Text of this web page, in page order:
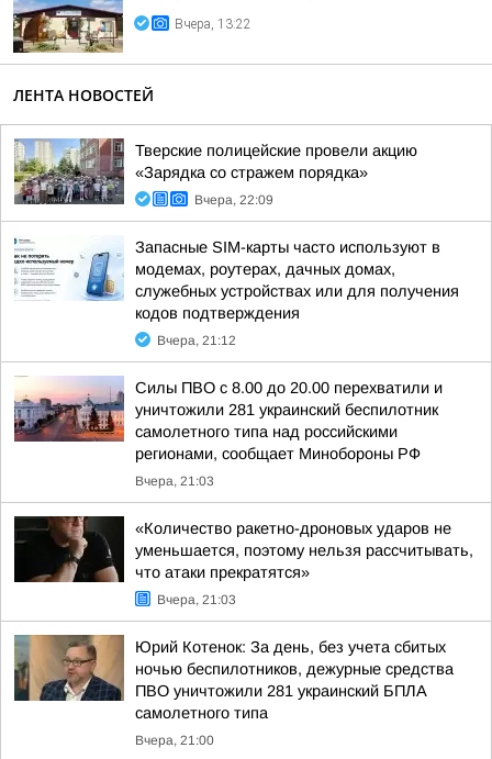
Вчера, 13:22
ЛЕНТА НОВОСТЕЙ
Тверские полицейские провели акцию
«Зарядка со стражем порядка»
Вчера, 22:09
Запасные SIM-карты часто используют в
модемах, роутерах, дачных домах,
служебных устройствах или для получения
кодов подтверждения
Вчера, 21:12
Силы ПВО с 8.00 до 20.00 перехватили и
уничтожили 281 украинский беспилотник
самолетного типа над российскими
регионами, сообщает Минобороны РФ
Вчера, 21:03
«Количество ракетно-дроновых ударов не
уменьшается, поэтому нельзя рассчитывать,
что атаки прекратятся»
Вчера, 21:03
Юрий Котенок: За день, без учета сбитых
ночью беспилотников, дежурные средства
ПВО уничтожили 281 украинский БПЛА
самолетного типа
Вчера, 21:00